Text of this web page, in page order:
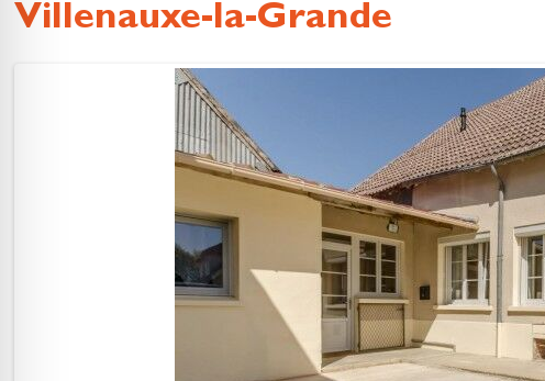
Villenauxe-la-Grande